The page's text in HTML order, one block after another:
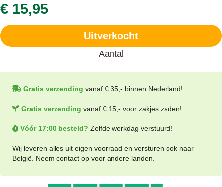
€ 15,95
Uitverkocht
Aantal
Gratis verzending vanaf € 35,- binnen Nederland!
Gratis verzending vanaf € 15,- voor zakjes zaden!
Vóór 17:00 besteld? Zelfde werkdag verstuurd!
Wij leveren alles uit eigen voorraad en versturen ook naar
België. Neem contact op voor andere landen.